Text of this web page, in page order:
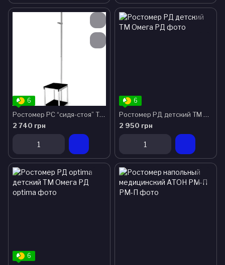
6
Ростомер РС “сидя-стоя” ТМ Омега
2 740 грн
6
Ростомер РД детский ТМ Омега
2 950 грн
6